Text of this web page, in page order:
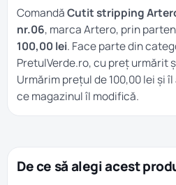
ComandăCutit stripping
nr.06, marca Artero, prin
100,00 lei. Face parte din
PretulVerde.ro, cu preț urmărit
Urmărim prețul de 100,00 lei și
ce magazinul îl modifică.
De ce să alegi acest